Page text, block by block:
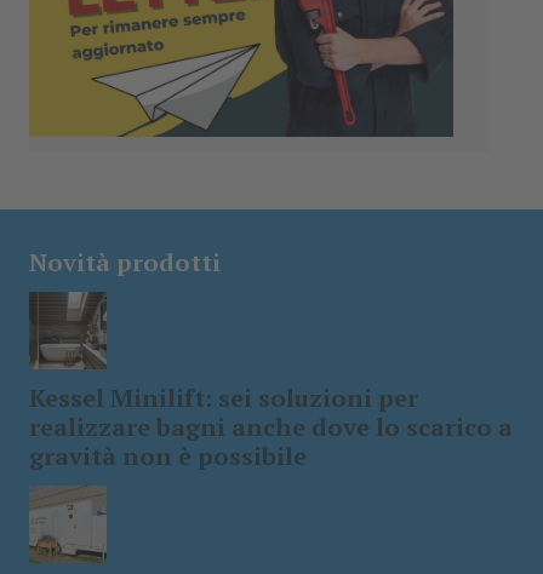
Novità prodotti
Kessel Minilift: sei soluzioni per
realizzare bagni anche dove lo scarico a
gravità non è possibile